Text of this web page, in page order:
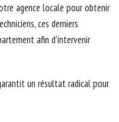
agence locale pour obtenir
ces derniers
afin d’intervenir
un résultat radical pour